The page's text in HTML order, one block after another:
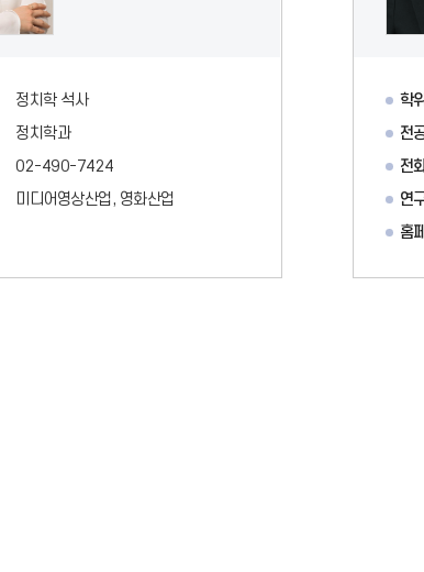
정치학 석사
정치학과
02-490-7424
미디어영상산업, 영화산업
학위
전
전
연
홈